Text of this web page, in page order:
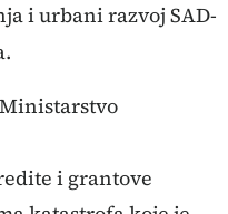
i urbani razvoj SAD-
i grantove